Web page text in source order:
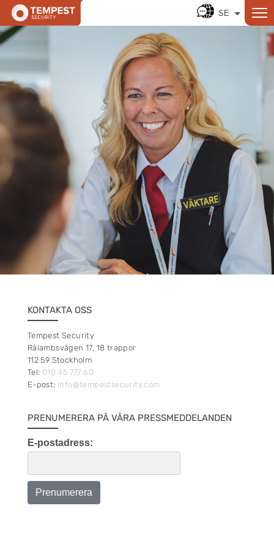
KONTAKTA OSS
Tempest Security
Rålambsvägen 17, 18 trappor
112 59 Stockholm
Tel: 010 45 777 60
E-post: info@tempestsecurity.com
PRENUMERERA PÅ VÅRA PRESSMEDDELANDEN